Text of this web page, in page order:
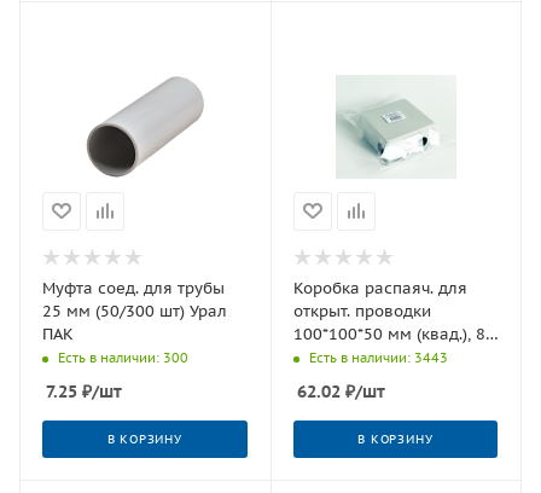
Муфта соед. для трубы
25 мм (50/300 шт) Урал
ПАК
Есть в наличии: 300
7.25 ₽/шт
В КОРЗИНУ
Коробка распаяч. для
открыт. проводки
100*100*50 мм (квад.), 8
входов,инд.штрих-код,
IP54,(60),шт.
Есть в наличии: 3443
62.02₽/шт
В КОРЗИНУ